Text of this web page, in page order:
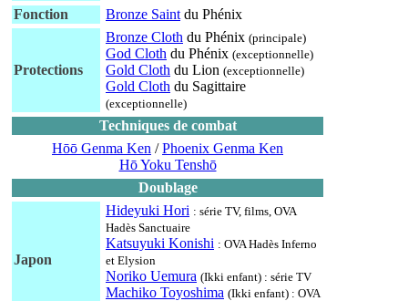
Fonction
Bronze Saint du Phénix
Protections
Bronze Cloth du Phénix (principale)
God Cloth du Phénix (exceptionnelle)
Gold Cloth du Lion (exceptionnelle)
Gold Cloth du Sagittaire
(exceptionnelle)
Techniques de combat
Hōō Genma Ken /Phoenix Genma Ken
Hō Yoku Tenshō
Doublage
Japon
Hideyuki Hori : série TV, films, OVA
Hadès Sanctuaire
Katsuyuki Konishi : OVA Hadès Inferno
et Elysion
Noriko Uemura (Ikki enfant) : série TV
Machiko Toyoshima (Ikki enfant) : OVA